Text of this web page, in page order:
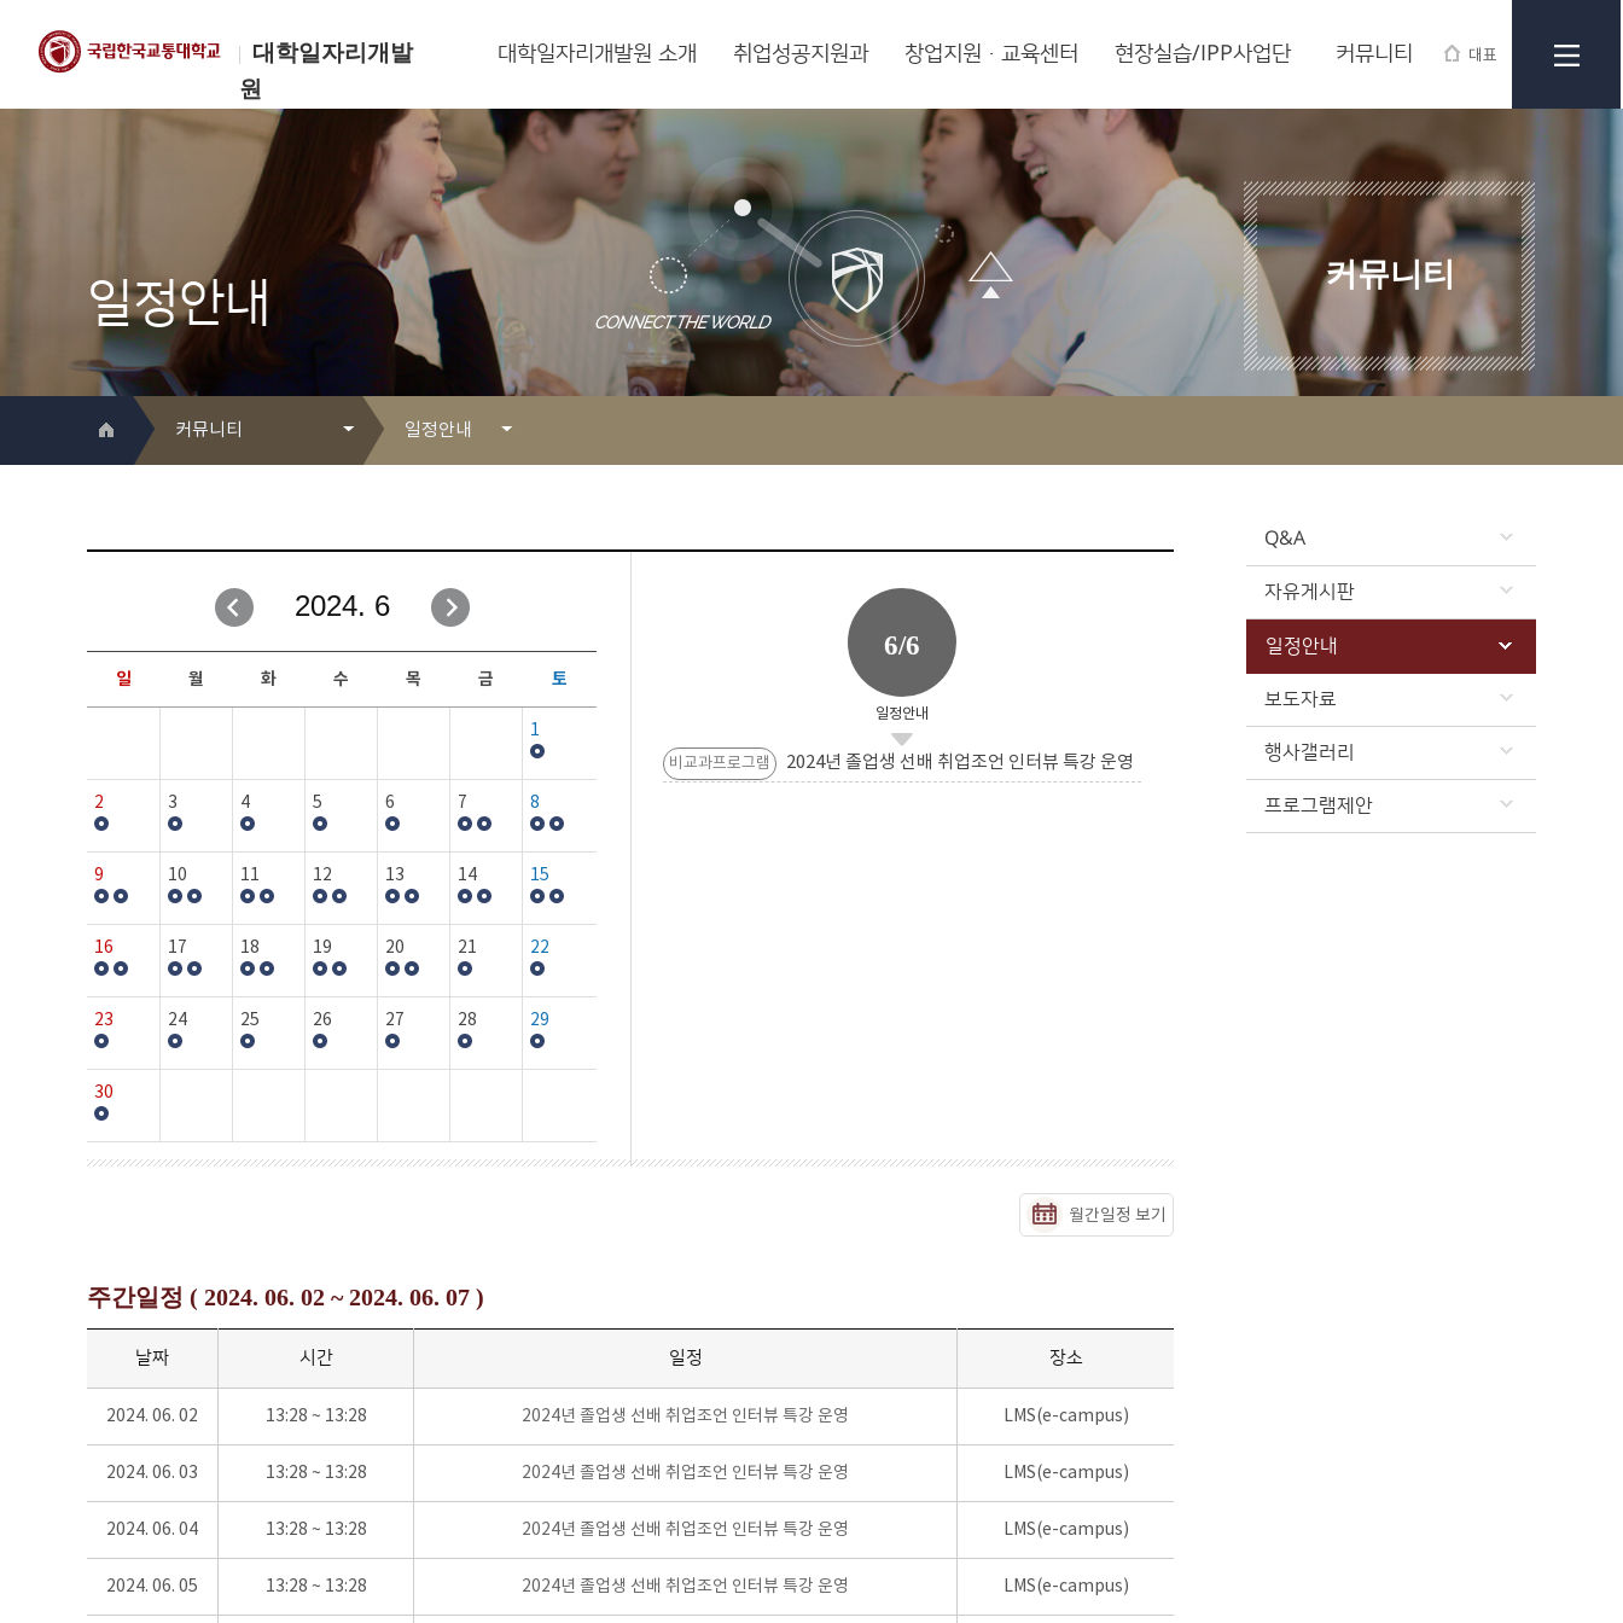
대학일자리개발
원
대표
한국교통대학교
대학일자리개발원
대학일자리개발원 소개 취업성공지원과 창업지원·교육센터 현장실습/IPP사업단 커뮤니티
일정안내
커뮤니티
커뮤니티
취업성공지원과
창업지원·교육센터
현장실습/IPP사업단
커뮤니티
일정안내
자유게시판
일정안내
보도자료
행사갤러리
Q&A
자유게시판
일정안내
보도자료
행사갤러리
프로그램제안
2024. 6
일 월 화 수 목 금 토
1
2 3 4 5 6 7 8
9 10 11 12 13 14 15
16 17 18 19 20 21 22
23 24 25 26 27 28 29
30
6/6
일정안내
비교과프로그램 2024년 졸업생 선배 취업조언 인터뷰 특강 운영
월간일정 보기
주간일정 ( 2024. 06. 02 ~ 2024. 06. 07 )
날짜 시간 일정 장소
2024. 06. 02 13:28 ~ 13:28 2024년 졸업생 선배 취업조언 인터뷰 특강 운영 LMS(e-campus)
2024. 06. 03 13:28 ~ 13:28 2024년 졸업생 선배 취업조언 인터뷰 특강 운영 LMS(e-campus)
2024. 06. 04 13:28 ~ 13:28 2024년 졸업생 선배 취업조언 인터뷰 특강 운영 LMS(e-campus)
2024. 06. 05 13:28 ~ 13:28 2024년 졸업생 선배 취업조언 인터뷰 특강 운영 LMS(e-campus)